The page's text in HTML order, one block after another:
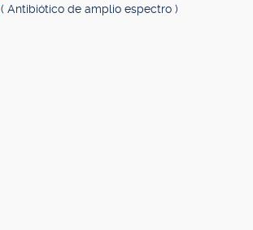
( Antibiótico de amplio espectro )